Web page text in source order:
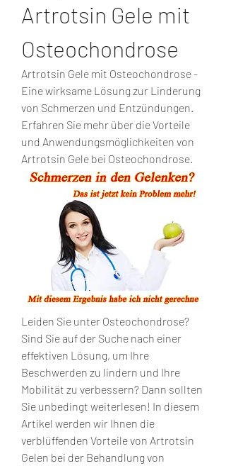
Artrotsin Gele mit
Osteochondrose
Artrotsin Gele mit Osteochondrose -
Eine wirksame Lösung zur Linderung
von Schmerzen und Entzündungen.
Erfahren Sie mehr über die Vorteile
und Anwendungsmöglichkeiten von
Artrotsin Gele bei Osteochondrose.
Leiden Sie unter Osteochondrose?
Sind Sie auf der Suche nach einer
effektiven Lösung, um Ihre
Beschwerden zu lindern und Ihre
Mobilität zu verbessern? Dann sollten
Sie unbedingt weiterlesen! In diesem
Artikel werden wir Ihnen die
verblüffenden Vorteile von Artrotsin
Gelen bei der Behandlung von